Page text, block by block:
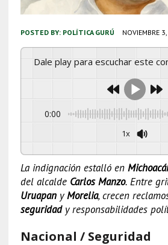
POSTED BY: POLÍTICA GURÚ NOVIEMBRE
Dale play para escuchar este
0:00
1x
La indignación estalló en
del alcalde Carlos Manzo. Entre
UruapanyMorelia, crecen
seguridady responsabilidades
Nacional / Seguridad